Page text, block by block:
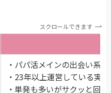
スクロールできます
・パパ活メインの出会い系
・23年以上運営している実
・単発も多いがサクッと回